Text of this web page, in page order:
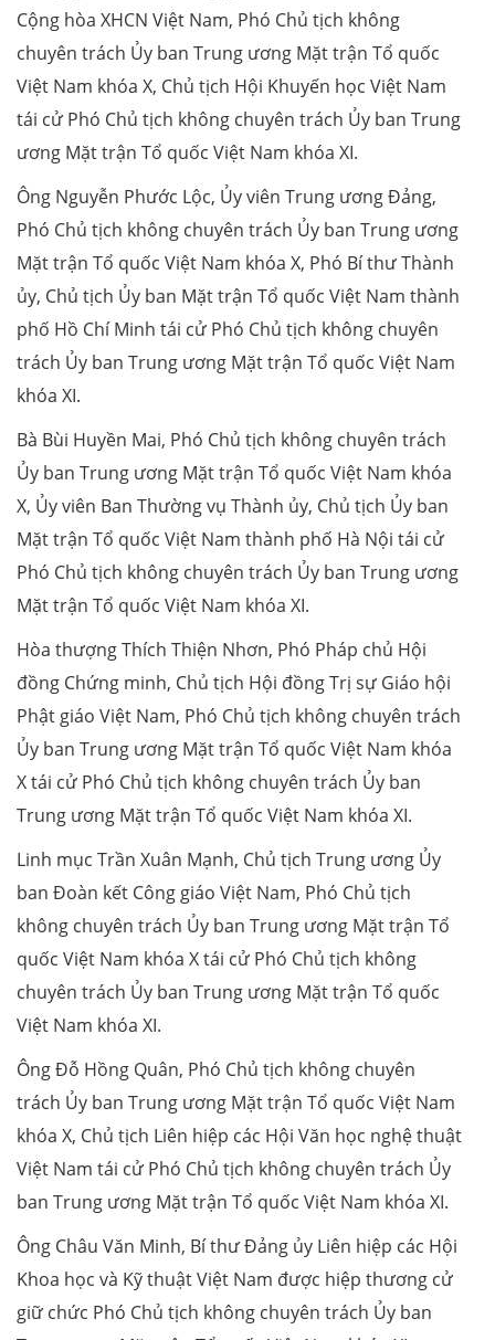
Cộng hòa XHCN Việt Nam, Phó Chủ tịch không
chuyên trách Ủy ban Trung ương Mặt trận Tổ quốc
Việt Nam khóa X, Chủ tịch Hội Khuyến học Việt Nam
tái cử Phó Chủ tịch không chuyên trách Ủy ban Trung
ương Mặt trận Tổ quốc Việt Nam khóa XI.
Ông Nguyễn Phước Lộc, Ủy viên Trung ương Đảng,
Phó Chủ tịch không chuyên trách Ủy ban Trung ương
Mặt trận Tổ quốc Việt Nam khóa X, Phó Bí thư Thành
ủy, Chủ tịch Ủy ban Mặt trận Tổ quốc Việt Nam thành
phố Hồ Chí Minh tái cử Phó Chủ tịch không chuyên
trách Ủy ban Trung ương Mặt trận Tổ quốc Việt Nam
khóa XI.
Bà Bùi Huyền Mai, Phó Chủ tịch không chuyên trách
Ủy ban Trung ương Mặt trận Tổ quốc Việt Nam khóa
X, Ủy viên Ban Thường vụ Thành ủy, Chủ tịch Ủy ban
Mặt trận Tổ quốc Việt Nam thành phố Hà Nội tái cử
Phó Chủ tịch không chuyên trách Ủy ban Trung ương
Mặt trận Tổ quốc Việt Nam khóa XI.
Hòa thượng Thích Thiện Nhơn, Phó Pháp chủ Hội
đồng Chứng minh, Chủ tịch Hội đồng Trị sự Giáo hội
Phật giáo Việt Nam, Phó Chủ tịch không chuyên trách
Ủy ban Trung ương Mặt trận Tổ quốc Việt Nam khóa
X tái cử Phó Chủ tịch không chuyên trách Ủy ban
Trung ương Mặt trận Tổ quốc Việt Nam khóa XI.
Linh mục Trần Xuân Mạnh, Chủ tịch Trung ương Ủy
ban Đoàn kết Công giáo Việt Nam, Phó Chủ tịch
không chuyên trách Ủy ban Trung ương Mặt trận Tổ
quốc Việt Nam khóa X tái cử Phó Chủ tịch không
chuyên trách Ủy ban Trung ương Mặt trận Tổ quốc
Việt Nam khóa XI.
Ông Đỗ Hồng Quân, Phó Chủ tịch không chuyên
trách Ủy ban Trung ương Mặt trận Tổ quốc Việt Nam
khóa X, Chủ tịch Liên hiệp các Hội Văn học nghệ thuật
Việt Nam tái cử Phó Chủ tịch không chuyên trách Ủy
ban Trung ương Mặt trận Tổ quốc Việt Nam khóa XI.
Ông Châu Văn Minh, Bí thư Đảng ủy Liên hiệp các Hội
Khoa học và Kỹ thuật Việt Nam được hiệp thương cử
giữ chức Phó Chủ tịch không chuyên trách Ủy ban